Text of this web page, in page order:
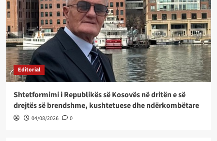
Editorial
Shtetformimi i Republikës së Kosovës në dritën e së
drejtës së brendshme, kushtetuese dhe ndërkombëtare
04/08/2026 0